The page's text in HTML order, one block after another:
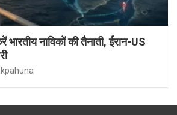
भारतीय नाविकों की तैनाती, ईरान-US